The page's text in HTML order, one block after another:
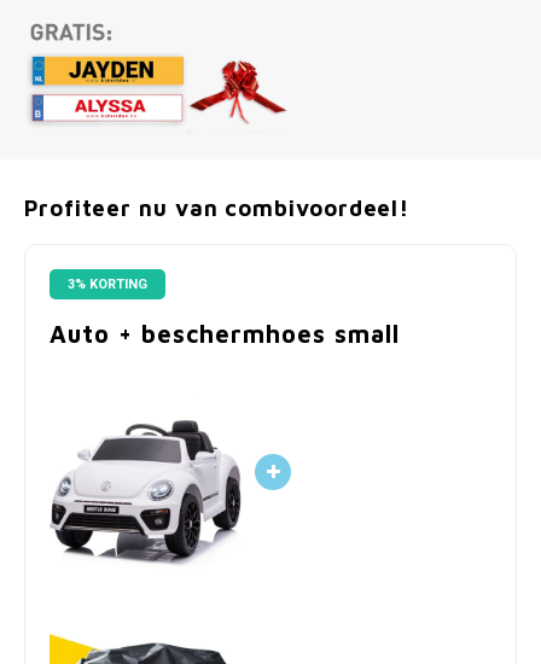
Profiteer nu van combivoordeel!
3% KORTING
Auto + beschermhoes small